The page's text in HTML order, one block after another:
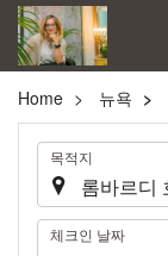
Home 뉴욕
. 목적지
. 체크인 날짜